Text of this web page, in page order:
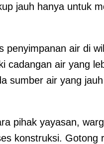
jauh hanya untuk
penyimpanan air di
cadangan air yang
sumber air yang
pihak yayasan,
konstruksi. Gotong